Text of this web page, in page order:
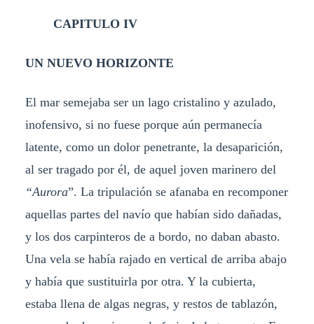
CAPITULO IV
UN NUEVO HORIZONTE
El mar semejaba ser un lago cristalino y azulado,
inofensivo, si no fuese porque aún permanecía
latente, como un dolor penetrante, la desaparición,
al ser tragado por él, de aquel joven marinero del
“Aurora”. La tripulación se afanaba en recomponer
aquellas partes del navío que habían sido dañadas,
y los dos carpinteros de a bordo, no daban abasto.
Una vela se había rajado en vertical de arriba abajo
y había que sustituirla por otra. Y la cubierta,
estaba llena de algas negras, y restos de tablazón,